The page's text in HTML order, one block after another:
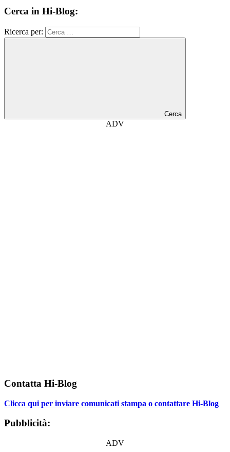
Cerca in Hi-Blog:
Ricerca per:
Cerca
ADV
Contatta Hi-Blog
Clicca qui per inviare comunicati stampa o contattare Hi-Blog
Pubblicità:
ADV